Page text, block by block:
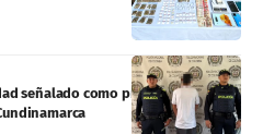
señalado como presunto sicario